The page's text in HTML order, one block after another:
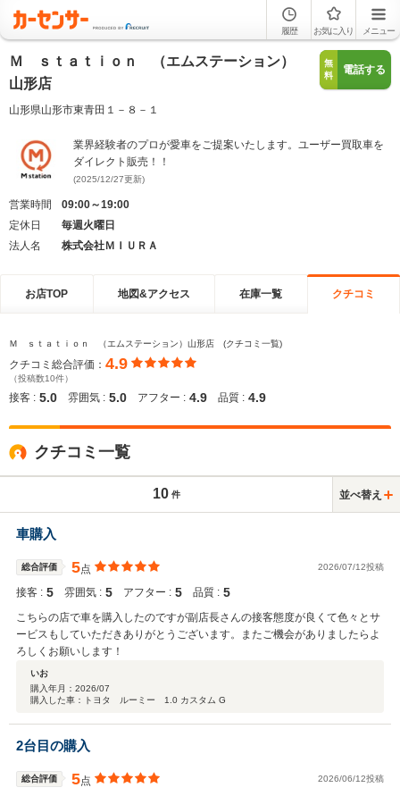
履歴 お気に入り メニュー
Ｍ ｓｔａｔｉｏｎ （エムステーション）
山形店
山形県山形市東青田１－８－１
無
料
電話する
業界経験者のプロが愛車をご提案いたします。ユーザー買取車を
ダイレクト販売！！
(2025/12/27更新)
営業時間
09:00～19:00
定休日
毎週火曜日
法人名
株式会社ＭＩＵＲＡ
お店TOP 地図&アクセス 在庫一覧 クチコミ
Ｍ ｓｔａｔｉｏｎ （エムステーション）山形店 (クチコミ一覧)
クチコミ総合評価： 4.9
（投稿数10件）
接客 : 5.0 雰囲気 : 5.0 アフター : 4.9 品質 : 4.9
クチコミ一覧
10 件 並べ替え
車購入
総合評価 5点 2026/07/12投稿
接客 : 5 雰囲気 : 5 アフター : 5 品質 : 5
こちらの店で車を購入したのですが副店長さんの接客態度が良くて色々とサ
ービスもしていただきありがとうございます。またご機会がありましたらよ
ろしくお願いします！
いお
購入年月： 2026/07
購入した車：トヨタ ルーミー 1.0 カスタム G
2台目の購入
総合評価 5点 2026/06/12投稿